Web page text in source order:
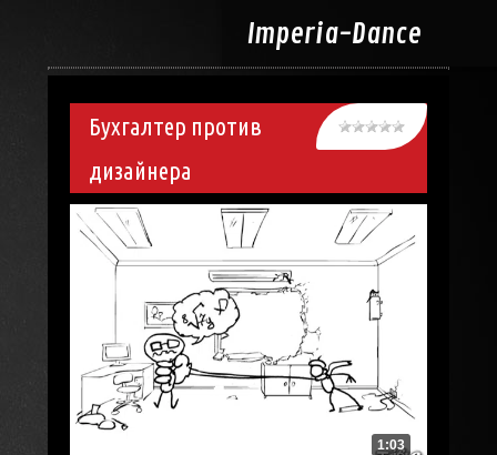
Imperia-Dance
Бухгалтер против
дизайнера
1:03